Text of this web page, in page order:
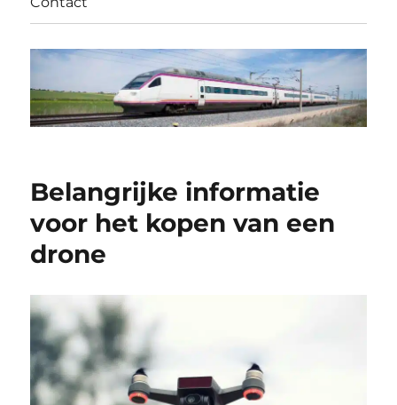
Belangrijke informatie
voor het kopen van een
drone